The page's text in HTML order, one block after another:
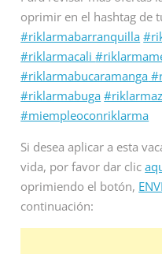
oprimir en el hashtag de
#riklarmabarranquilla
#riklarmacali
#riklarmabucaramanga
#riklarmabuga
#miempleoconriklarma
Si desea aplicar a esta
vida, por favor dar clic
oprimiendo el botón,
continuación: